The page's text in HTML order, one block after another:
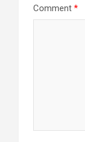
Comment *